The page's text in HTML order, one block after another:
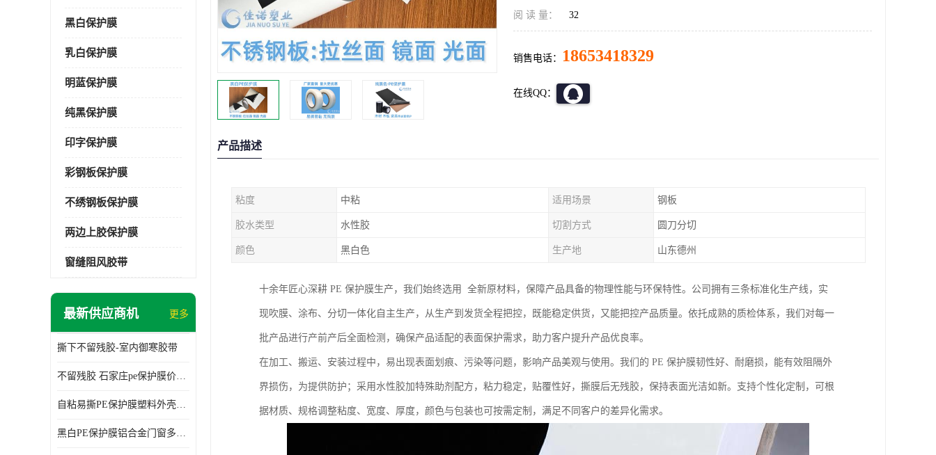
黑白保护膜
乳白保护膜
明蓝保护膜
纯黑保护膜
印字保护膜
彩钢板保护膜
不绣钢板保护膜
两边上胶保护膜
窗缝阻风胶带
最新供应商机 更多
撕下不留残胶-室内御寒胶带
不留残胶 石家庄pe保护膜价格 塑料薄膜
自粘易撕PE保护膜塑料外壳导光板亚克力板膜操作方便
黑白PE保护膜铝合金门窗多种颜色支持定制生产
阅 读 量： 32
销售电话： 18653418329
在线QQ：
产品描述
粘度 中粘 适用场景 钢板
胶水类型 水性胶 切割方式 圆刀分切
颜色 黑白色 生产地 山东德州
十余年匠心深耕 PE 保护膜生产，我们始终选用 全新原材料，保障产品具备的物理性能与环保特性。公司拥有三条标准化生产线，实
现吹膜、涂布、分切一体化自主生产，从生产到发货全程把控，既能稳定供货，又能把控产品质量。依托成熟的质检体系，我们对每一
批产品进行产前产后全面检测，确保产品适配的表面保护需求，助力客户提升产品优良率。
在加工、搬运、安装过程中，易出现表面划痕、污染等问题，影响产品美观与使用。我们的 PE 保护膜韧性好、耐磨损，能有效阻隔外
界损伤，为提供防护；采用水性胶加特殊助剂配方，粘力稳定，贴覆性好，撕膜后无残胶，保持表面光洁如新。支持个性化定制，可根
据材质、规格调整粘度、宽度、厚度，颜色与包装也可按需定制，满足不同客户的差异化需求。